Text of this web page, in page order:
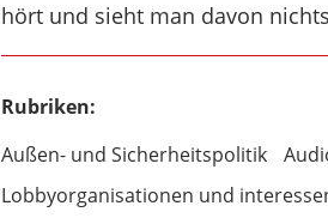
hört und sieht man davon
Rubriken:
Außen- und Sicherheitspolitik
Lobbyorganisationen und